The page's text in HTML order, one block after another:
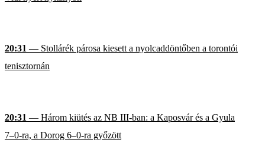
20:31 — Stollárék párosa kiesett a nyolcaddöntőben a torontói
tenisztornán
20:31 — Három kiütés az NB III-ban: a Kaposvár és a Gyula
7–0-ra, a Dorog 6–0-ra győzött